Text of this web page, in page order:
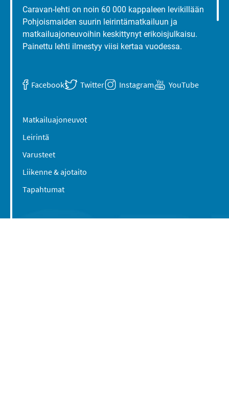
Caravan-lehti on noin 60 000 kappaleen levikillään
Pohjoismaiden suurin leirintämatkailuun ja
matkailuajoneuvoihin keskittynyt erikoisjulkaisu.
Painettu lehti ilmestyy viisi kertaa vuodessa.
Facebook Twitter Instagram YouTube
Matkailuajoneuvot
Leirintä
Varusteet
Liikenne & ajotaito
Tapahtumat